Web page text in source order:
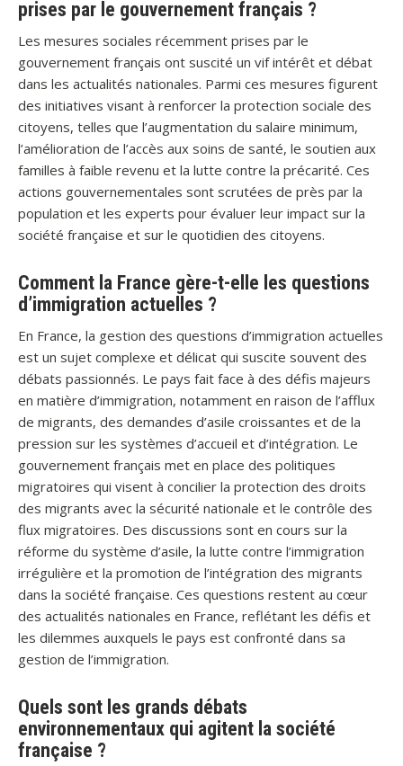
prises par le gouvernement français ?
Les mesures sociales récemment prises par le
gouvernement français ont suscité un vif intérêt et débat
dans les actualités nationales. Parmi ces mesures figurent
des initiatives visant à renforcer la protection sociale des
citoyens, telles que l’augmentation du salaire minimum,
l’amélioration de l’accès aux soins de santé, le soutien aux
familles à faible revenu et la lutte contre la précarité. Ces
actions gouvernementales sont scrutées de près par la
population et les experts pour évaluer leur impact sur la
société française et sur le quotidien des citoyens.
Comment la France gère-t-elle les questions
d’immigration actuelles ?
En France, la gestion des questions d’immigration actuelles
est un sujet complexe et délicat qui suscite souvent des
débats passionnés. Le pays fait face à des défis majeurs
en matière d’immigration, notamment en raison de l’afflux
de migrants, des demandes d’asile croissantes et de la
pression sur les systèmes d’accueil et d’intégration. Le
gouvernement français met en place des politiques
migratoires qui visent à concilier la protection des droits
des migrants avec la sécurité nationale et le contrôle des
flux migratoires. Des discussions sont en cours sur la
réforme du système d’asile, la lutte contre l’immigration
irrégulière et la promotion de l’intégration des migrants
dans la société française. Ces questions restent au cœur
des actualités nationales en France, reflétant les défis et
les dilemmes auxquels le pays est confronté dans sa
gestion de l’immigration.
Quels sont les grands débats
environnementaux qui agitent la société
française ?